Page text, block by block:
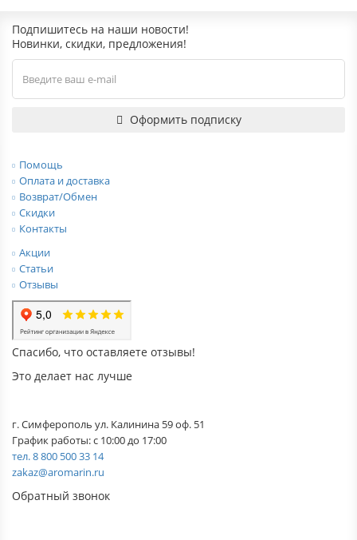
Подпишитесь на наши новости!
Новинки, скидки, предложения!
Оформить подписку
Помощь
Оплата и доставка
Возврат/Обмен
Скидки
Контакты
Акции
Статьи
Отзывы
Спасибо, что оставляете отзывы!
Это делает нас лучше
г. Симферополь ул. Калинина 59 оф. 51
График работы: с 10:00 до 17:00
тел. 8 800 500 33 14
zakaz@aromarin.ru
Обратный звонок